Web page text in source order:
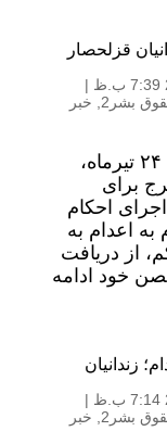
قزلحصار
|
بشر2
خبر
خبرگزاری هرانا – امروز چهارشنبه ۲۴ تیرماه،
برای
احکام
اعدام به
از دریافت
خود ادامه
به اعدام؛ زندانیان
|
بشر2
خبر